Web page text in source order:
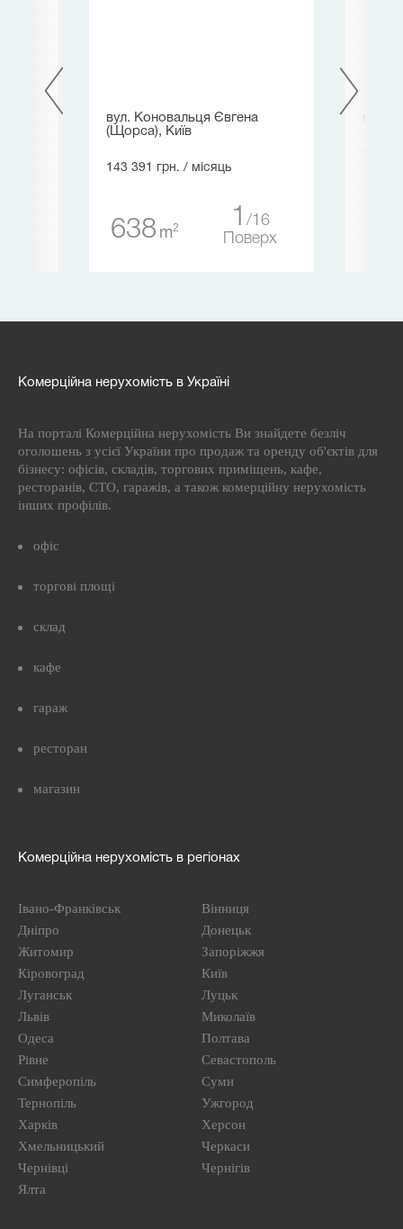
вул. Коновальця Євгена
(Щорса), Київ
143 391 грн. / місяць
638 m2 1
16
Поверх
Комерційна нерухомість в Україні
На порталі Комерційна нерухомість Ви знайдете безліч
оголошень з усієї України про продаж та оренду об'єктів для
бізнесу: офісів, складів, торгових приміщень, кафе,
ресторанів, СТО, гаражів, а також комерційну нерухомість
інших профілів.
офіс
торгові площі
склад
кафе
гараж
ресторан
магазин
Комерційна нерухомість в регіонах
Івано-Франківськ
Вінниця
Дніпро
Донецьк
Житомир
Запоріжжя
Кіровоград
Київ
Луганськ
Луцьк
Львів
Миколаїв
Одеса
Полтава
Рівне
Севастополь
Симферопіль
Суми
Тернопіль
Ужгород
Харків
Херсон
Хмельницький
Черкаси
Чернівці
Чернігів
Ялта